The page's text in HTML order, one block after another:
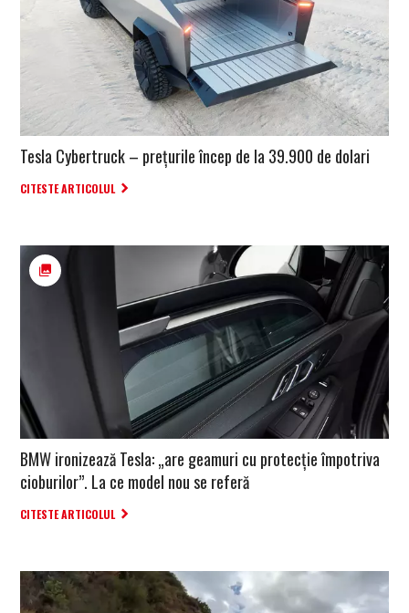
Tesla Cybertruck – prețurile încep de la 39.900 de dolari
CITESTE ARTICOLUL
BMW ironizează Tesla: „are geamuri cu protecție împotriva
cioburilor”. La ce model nou se referă
CITESTE ARTICOLUL